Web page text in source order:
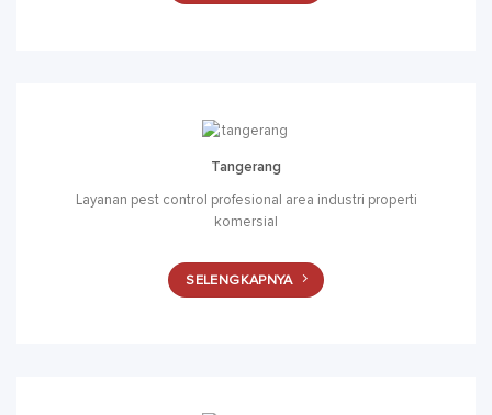
Tangerang
Layanan pest control profesional area industri properti
komersial
SELENGKAPNYA